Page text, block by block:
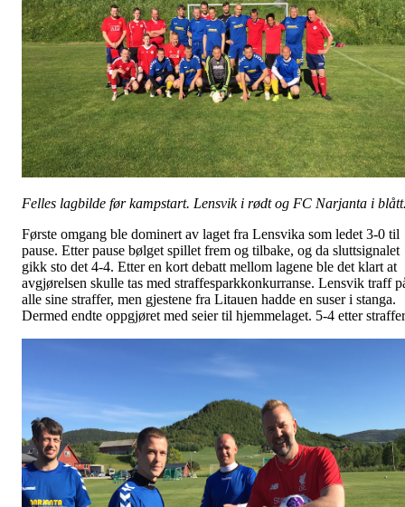
Felles lagbilde før kampstart. Lensvik i rødt og FC Narjanta i
Første omgang ble dominert av laget fra Lensvika som ledet 3-0 til
pause. Etter pause bølget spillet frem og tilbake, og da sluttsignalet
gikk sto det 4-4. Etter en kort debatt mellom lagene ble det klart at
avgjørelsen skulle tas med straffesparkkonkurranse. Lensvik traff
alle sine straffer, men gjestene fra Litauen hadde en suser i stanga.
Dermed endte oppgjøret med seier til hjemmelaget. 5-4 etter